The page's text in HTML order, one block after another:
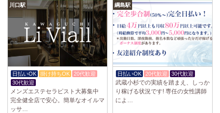
川口駅
日払いOK 掛け持ちOK
20代歓迎
30代歓迎
メンズエステセラピスト大募集中
完全健全店で安心。簡単なオイルマ
ッサ…
綱島駅
日払いOK 20代歓迎 30代歓迎
武蔵小杉での実績を踏まえ、しっか
り稼げる状況です! 専任の女性講師
によ…